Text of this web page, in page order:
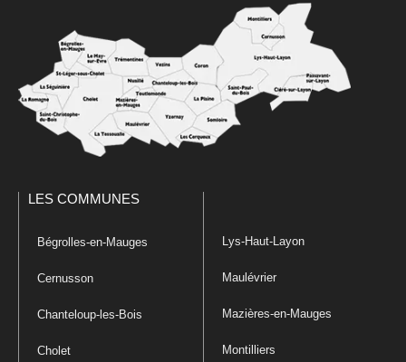
LES COMMUNES
Bégrolles-en-Mauges
Cernusson
Chanteloup-les-Bois
Cholet
Lys-Haut-Layon
Maulévrier
Mazières-en-Mauges
Montilliers